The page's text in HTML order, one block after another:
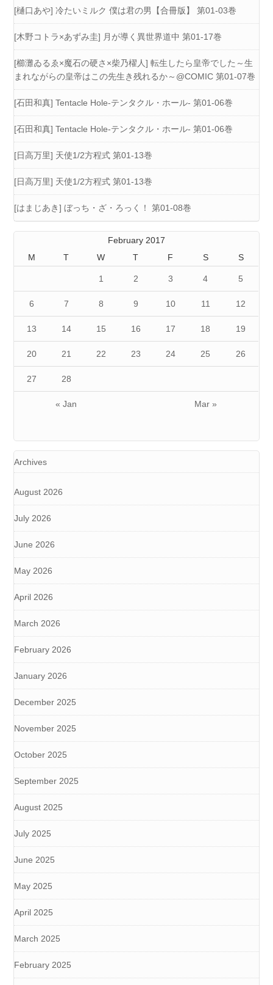
[樋口あや] 冷たいミルク 僕は君の男【合冊版】 第01-03巻
[木野コトラ×あずみ圭] 月が導く異世界道中 第01-17巻
[櫛灘ゐるゑ×魔石の硬さ×柴乃櫂人] 転生したら皇帝でした～生
まれながらの皇帝はこの先生き残れるか～@COMIC 第01-07巻
[石田和真] Tentacle Hole-テンタクル・ホール- 第01-06巻
[石田和真] Tentacle Hole-テンタクル・ホール- 第01-06巻
[日高万里] 天使1/2方程式 第01-13巻
[日高万里] 天使1/2方程式 第01-13巻
[はまじあき] ぼっち・ざ・ろっく！ 第01-08巻
February 2017
M
T W T F S S
« Jan Mar »
1 2 3 4 5
6 7 8 9 10 11 12
13 14 15 16 17 18 19
20 21 22 23 24 25 26
27 28
Archives
August 2026
July 2026
June 2026
May 2026
April 2026
March 2026
February 2026
January 2026
December 2025
November 2025
October 2025
September 2025
August 2025
July 2025
June 2025
May 2025
April 2025
March 2025
February 2025